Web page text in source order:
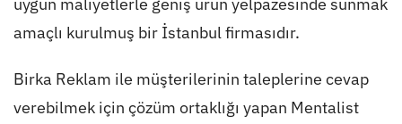
amaçlı kurulmuş bir İstanbul firmasıdır.
Birka Reklam ile müşterilerinin taleplerine cevap
verebilmek için çözüm ortaklığı yapan Mentalist